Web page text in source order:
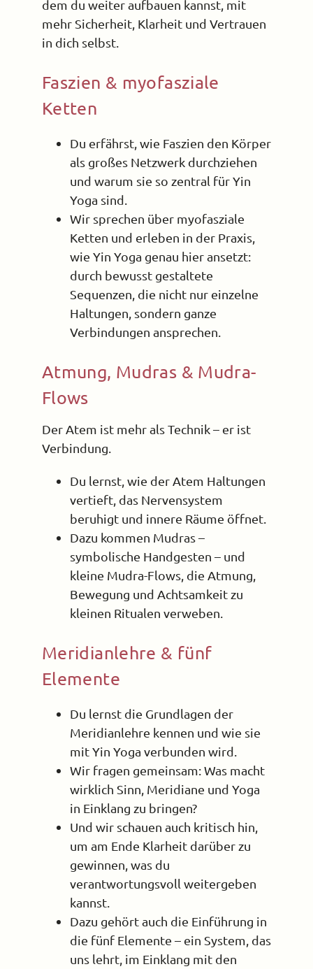
dem du weiter aufbauen kannst, mit
mehr Sicherheit, Klarheit und Vertrauen
in dich selbst.
Faszien & myofasziale
Ketten
Du erfährst, wie Faszien den Körper
als großes Netzwerk durchziehen
und warum sie so zentral für Yin
Yoga sind.
Wir sprechen über myofasziale
Ketten und erleben in der Praxis,
wie Yin Yoga genau hier ansetzt:
durch bewusst gestaltete
Sequenzen, die nicht nur einzelne
Haltungen, sondern ganze
Verbindungen ansprechen.
Atmung, Mudras & Mudra-
Flows
Der Atem ist mehr als Technik – er ist
Verbindung.
Du lernst, wie der Atem Haltungen
vertieft, das Nervensystem
beruhigt und innere Räume öffnet.
Dazu kommen Mudras –
symbolische Handgesten – und
kleine Mudra-Flows, die Atmung,
Bewegung und Achtsamkeit zu
kleinen Ritualen verweben.
Meridianlehre & fünf
Elemente
Du lernst die Grundlagen der
Meridianlehre kennen und wie sie
mit Yin Yoga verbunden wird.
Wir fragen gemeinsam: Was macht
wirklich Sinn, Meridiane und Yoga
in Einklang zu bringen?
Und wir schauen auch kritisch hin,
um am Ende Klarheit darüber zu
gewinnen, was du
verantwortungsvoll weitergeben
kannst.
Dazu gehört auch die Einführung in
die fünf Elemente – ein System, das
uns lehrt, im Einklang mit den